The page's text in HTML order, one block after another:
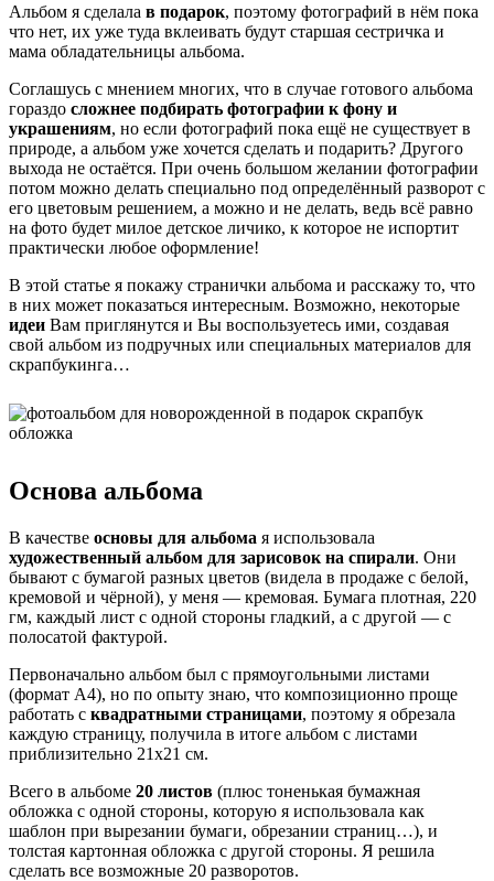
Альбом я сделала в подарок, поэтому фотографий в нём пока
что нет, их уже туда вклеивать будут старшая сестричка и
мама обладательницы альбома.
Соглашусь с мнением многих, что в случае готового альбома
гораздо сложнее подбирать фотографии к фону и
украшениям, но если фотографий пока ещё не существует в
природе, а альбом уже хочется сделать и подарить? Другого
выхода не остаётся. При очень большом желании фотографии
потом можно делать специально под определённый разворот с
его цветовым решением, а можно и не делать, ведь всё равно
на фото будет милое детское личико, к которое не испортит
практически любое оформление!
В этой статье я покажу странички альбома и расскажу то, что
в них может показаться интересным. Возможно, некоторые
идеи Вам приглянутся и Вы воспользуетесь ими, создавая
свой альбом из подручных или специальных материалов для
скрапбукинга…
Основа альбома
В качестве основы для альбома я использовала
художественный альбом для зарисовок на спирали. Они
бывают с бумагой разных цветов (видела в продаже с белой,
кремовой и чёрной), у меня — кремовая. Бумага плотная, 220
гм, каждый лист с одной стороны гладкий, а с другой — с
полосатой фактурой.
Первоначально альбом был с прямоугольными листами
(формат А4), но по опыту знаю, что композиционно проще
работать с квадратными страницами, поэтому я обрезала
каждую страницу, получила в итоге альбом с листами
приблизительно 21х21 см.
Всего в альбоме 20 листов (плюс тоненькая бумажная
обложка с одной стороны, которую я использовала как
шаблон при вырезании бумаги, обрезании страниц…), и
толстая картонная обложка с другой стороны. Я решила
сделать все возможные 20 разворотов.